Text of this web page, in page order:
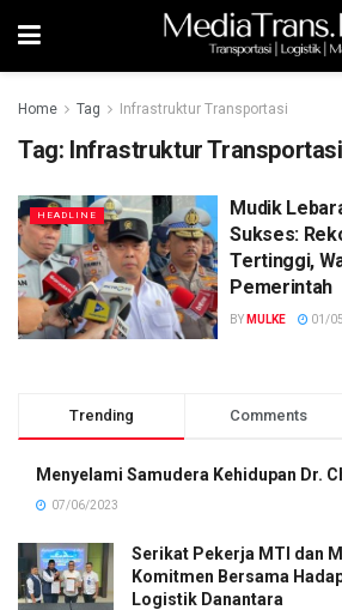
Home Tag Infrastruktur Transportasi
Tag: Infrastruktur Transportasi
HEADLINE
Mudik
Sukses:
Tertinggi,
Pemerintah
BY MULKE 01/
Trending Comments
Menyelami Samudera Kehidupan Dr.
07/06/2023
Serikat Pekerja MTI dan
Komitmen Bersama
Logistik Danantara